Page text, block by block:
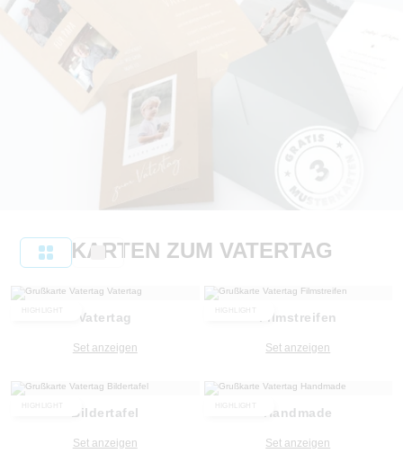
KARTEN ZUM VATERTAG
Vatertag
Set anzeigen
Filmstreifen
Set anzeigen
Bildertafel
Set anzeigen
Handmade
Set anzeigen